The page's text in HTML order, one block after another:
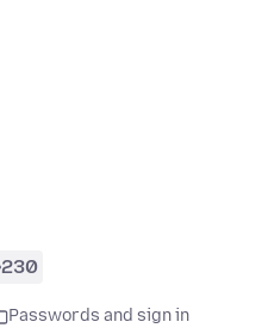
230
Passwords and sign in